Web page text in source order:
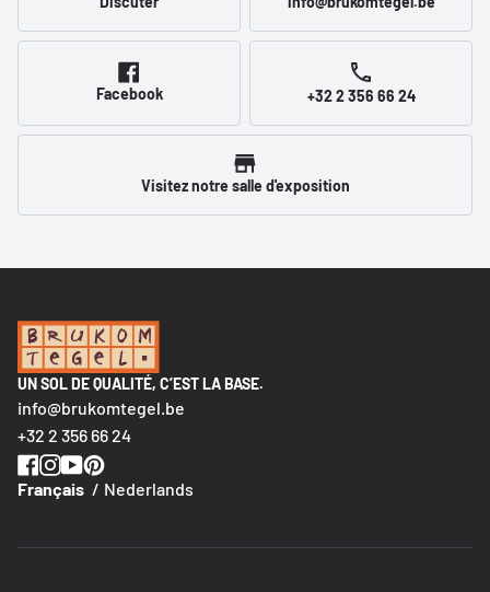
Facebook +32 2 356 66 24
Visitez notre salle d'exposition
UN SOL DE QUALITÉ, C’EST LA BASE.
info@brukomtegel.be
+32 2 356 66 24
Nederlands
Français